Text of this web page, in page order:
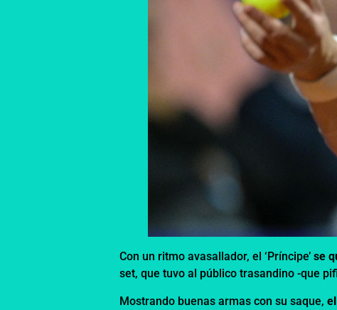
Con un ritmo avasallador, el ‘Príncipe’se
set, que tuvo al público trasandino -que
Mostrando buenas armas con su saque,